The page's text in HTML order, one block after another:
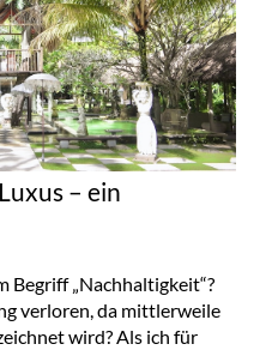
– ein
Begriff „Nachhaltigkeit“?
verloren, da mittlerweile
wird? Als ich für